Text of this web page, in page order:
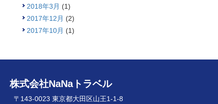
2018年3月 (1)
2017年12月 (2)
2017年10月 (1)
株式会社NaNaトラベル
〒143-0023 東京都大田区山王1-1-8